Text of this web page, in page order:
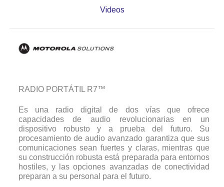
Videos
RADIO PORTÁTIL R7™
Es una radio digital de dos vías que ofrece
capacidades de audio revolucionarias en un
dispositivo robusto y a prueba del futuro. Su
procesamiento de audio avanzado garantiza que sus
comunicaciones sean fuertes y claras, mientras que
su construcción robusta está preparada para entornos
hostiles, y las opciones avanzadas de conectividad
preparan a su personal para el futuro.